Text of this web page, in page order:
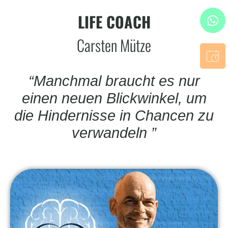
LIFE COACH
Carsten Mütze
“Manchmal braucht es nur
einen neuen Blickwinkel, um
die Hindernisse in Chancen zu
verwandeln ”